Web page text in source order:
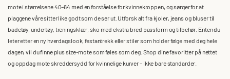
mote i størrelsene 40–64 med en forståelse for kvinnekroppen, og sørger for at
plaggene våre sitter like godt som de ser ut. Utforsk alt fra kjoler, jeans og bluser til
badetøy, undertøy, treningsklær, sko med ekstra bred passform og tilbehør. Enten du
leter etter en ny hverdagslook, festantrekk eller stiler som holder følge med deg hele
dagen, vil du finne plus size-mote som føles som deg. Shop dine favoritter på nettet
og oppdag mote skreddersydd for kvinnelige kurver – ikke bare standarder.